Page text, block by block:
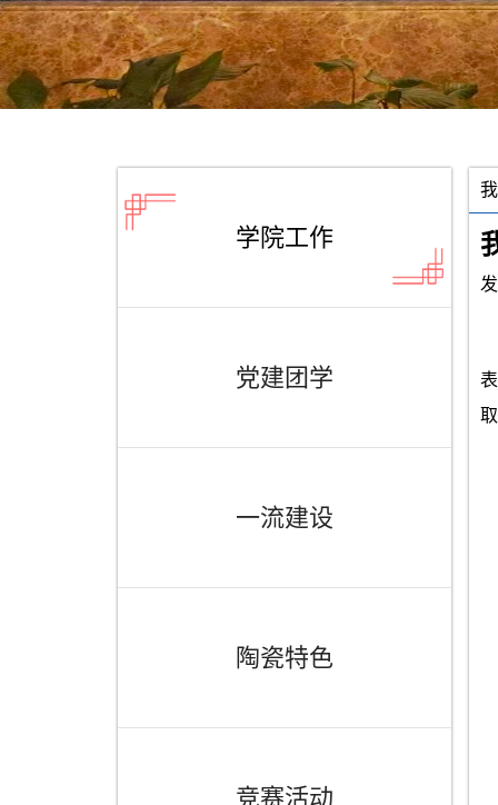
学院工作
党建团学
一流建设
陶瓷特色
竞赛活动